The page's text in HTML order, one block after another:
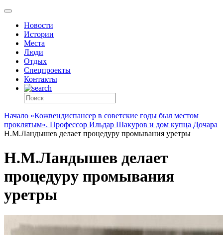
Новости
Истории
Места
Люди
Отдых
Спецпроекты
Контакты
Начало «Кожвендиспансер в советские годы был местом
проклятым». Профессор Ильдар Шакуров и дом купца Дочара
Н.М.Ландышев делает процедуру промывания уретры
Н.М.Ландышев делает
процедуру промывания
уретры